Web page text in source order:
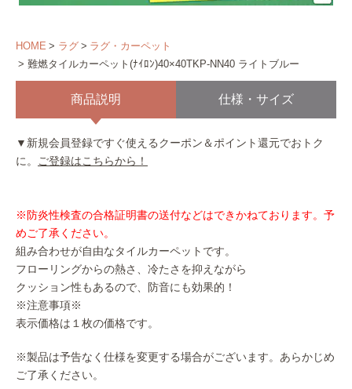
HOME ラグ
ラグ・カーペット
難燃タイルカーペット(ﾅｲﾛﾝ)40×40TKP-NN40 ライトブルー
商品説明 仕様・サイズ
▼新規会員登録ですぐ使えるクーポン＆ポイント還元でおトク
に。 ご登録はこちらから！
※防炎性検査の合格証明書の送付などはできかねております。予
めご了承ください。
組み合わせが自由なタイルカーペットです。
フローリングからの熱さ、冷たさを抑えながら
クッション性もあるので、防音にも効果的！
※注意事項※
表示価格は１枚の価格です。
※製品は予告なく仕様を変更する場合がございます。あらかじめ
ご了承ください。